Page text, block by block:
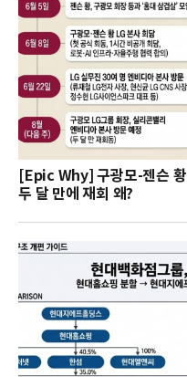
[Epic Why] 구광모-젠슨 황
두 달 만에 재회 왜?